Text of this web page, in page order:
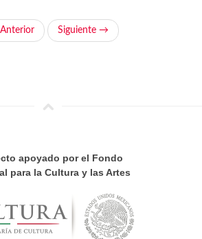
Siguiente →
apoyado por el Fondo
para la Cultura y las Artes